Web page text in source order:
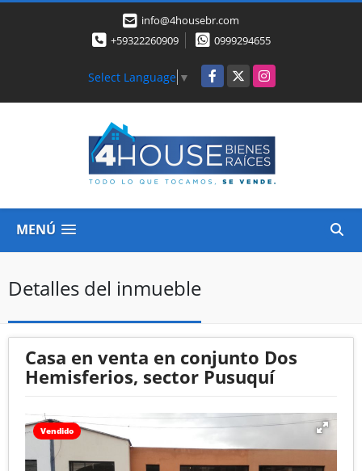
info@4housebr.com
+59322260909
0999294655
Select Language ▼ Facebook
X Instagram
MENÚ
Detalles del inmueble
Casa en venta en conjunto Dos
Hemisferios, sector Pusuquí
Vendido